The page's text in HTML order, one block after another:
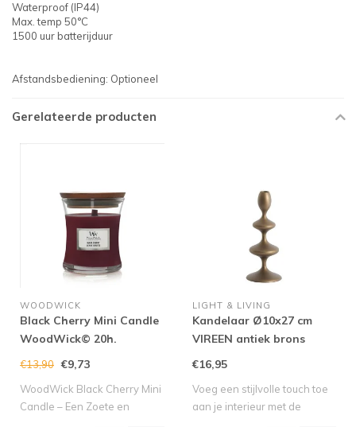
Waterproof (IP44)
Max. temp 50°C
1500 uur batterijduur
Afstandsbediening: Optioneel
Gerelateerde producten
WOODWICK
Black Cherry Mini Candle
WoodWick© 20h.
€13,90 €9,73
WoodWick Black Cherry Mini
Candle – Een Zoete en
LIGHT & LIVING
Kandelaar Ø10x27 cm
VIREEN antiek brons
€16,95
Voeg een stijlvolle touch toe
aan je interieur met de